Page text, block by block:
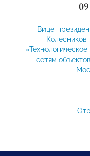
Вице-
Колесников
сетям